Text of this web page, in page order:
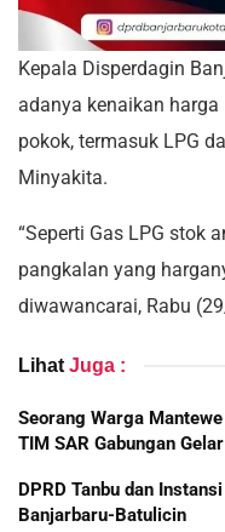
Kepala Disperdagin
adanya kenaikan
pokok, termasuk LPG
Minyakita.
“Seperti Gas LPG stok
pangkalan yang
diwawancarai, Rabu
Lihat Juga :
Seorang Warga
TIM SAR Gabungan
DPRD Tanbu dan
Banjarbaru-Batulicin